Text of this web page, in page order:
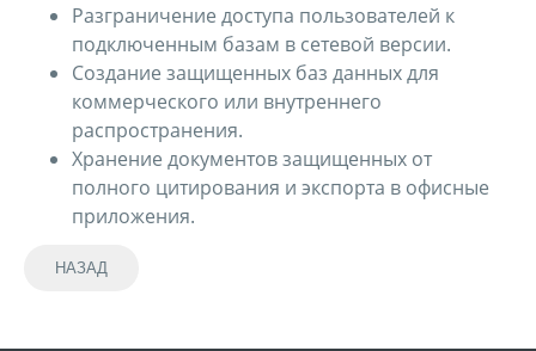
Разграничение доступа пользователей к
подключенным базам в сетевой версии.
Создание защищенных баз данных для
коммерческого или внутреннего
распространения.
Хранение документов защищенных от
полного цитирования и экспорта в офисные
приложения.